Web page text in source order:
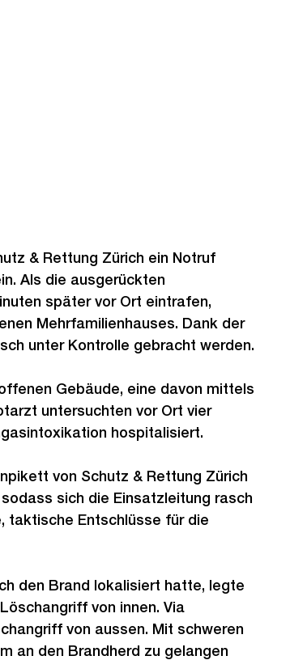
& Rettung Zürich ein Notruf
Als die ausgerückten
später vor Ort eintrafen,
Mehrfamilienhauses. Dank der
unter Kontrolle gebracht werden.
Gebäude, eine davon mittels
untersuchten vor Ort vier
hospitalisiert.
von Schutz & Rettung Zürich
sich die Einsatzleitung rasch
taktische Entschlüsse für die
den Brand lokalisiert hatte, legte
von innen. Via
von aussen. Mit schweren
an den Brandherd zu gelangen